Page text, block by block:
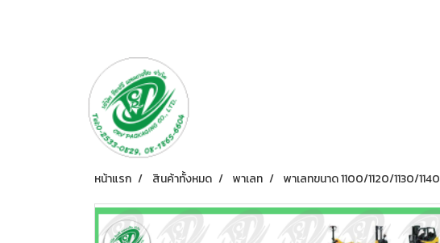
หน้าแรก สินค้าทั้งหมด พาเลท พาเลทขนาด 1100/1120/1130/1140